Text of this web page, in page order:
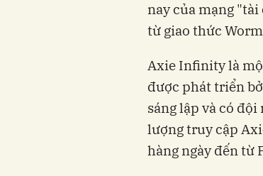
nay của mạng
từ giao thức
Axie Infinity là
được phát triển
sáng lập và có
lượng truy cập
hàng ngày đến từ